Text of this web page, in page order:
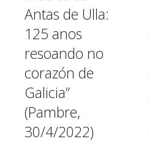
Antas de Ulla:
125 anos
resoando no
corazón de
Galicia”
(Pambre,
30/4/2022)